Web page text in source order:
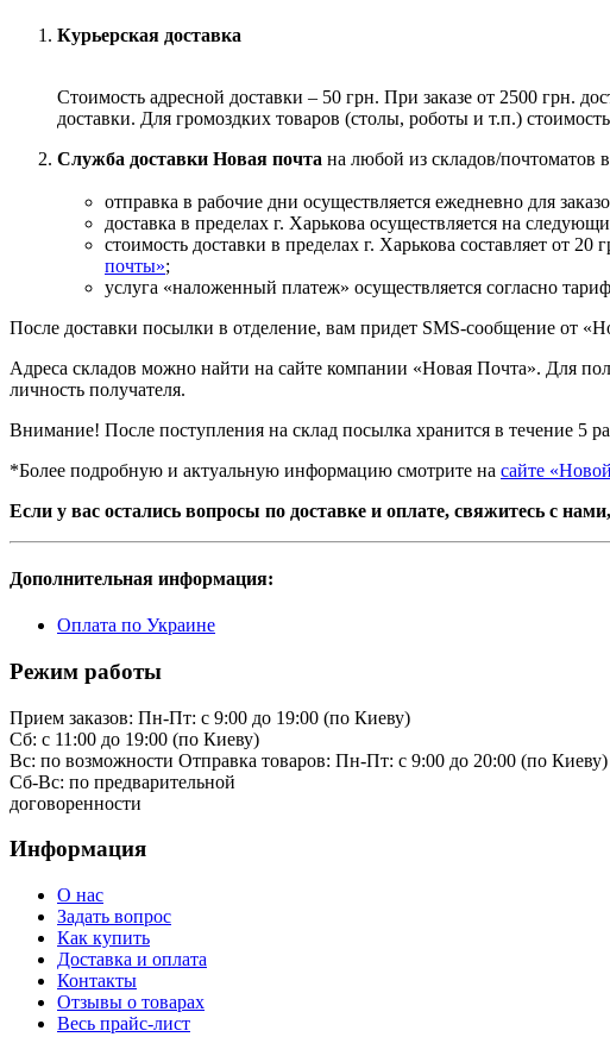
Курьерская доставка
Стоимость адресной доставки – 50 грн. При заказе от 2500 грн.
доставки. Для громоздких товаров (столы, роботы и т.п.)
Служба доставки Новая почта на любой из складов/почтоматов
отправка в рабочие дни осуществляется ежедневно для
доставка в пределах г. Харькова осуществляется на
стоимость доставки в пределах г. Харькова составляет от
почты»;
услуга «наложенный платеж» осуществляется согласно
После доставки посылки в отделение, вам придет SMS-сообщение от
Адреса складов можно найти на сайте компании «Новая Почта». Для
личность получателя.
Внимание! После поступления на склад посылка хранится в течение 5
*Более подробную и актуальную информацию смотрите на сайте
Если у вас остались вопросы по доставке и оплате, свяжитесь с
Дополнительная информация:
Оплата по Украине
Режим работы
Прием заказов: Пн-Пт: с 9:00 до 19:00 (по Киеву)
Cб: с 11:00 до 19:00 (по Киеву)
Вс: по возможности Отправка товаров: Пн-Пт: с 9:00 до 20:00 (по Киеву)
Cб-Вс: по предварительной
договоренности
Информация
О нас
Задать вопрос
Как купить
Доставка и оплата
Контакты
Отзывы о товарах
Весь прайс-лист